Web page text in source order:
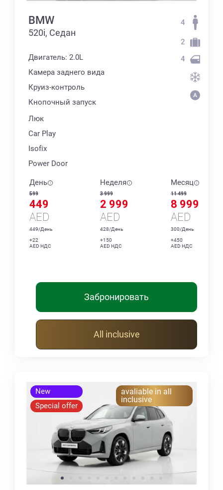
BMW
520i, Седан
Двигатель: 2.0L
Камера заднего вида
Круиз-контроль
Кнопочный запуск
Люк
Car Play
Isofix
Power Door
4
2
4
День
599
449
AED
449/День
+22
AED НДС
Неделя
3 999
2 999
AED
428/День
+150
AED НДС
Месяц
11 499
8 999
AED
300/День
+450
AED НДС
Забронировать
All inclusive
New
Special offer
avaliable in all
inclusive